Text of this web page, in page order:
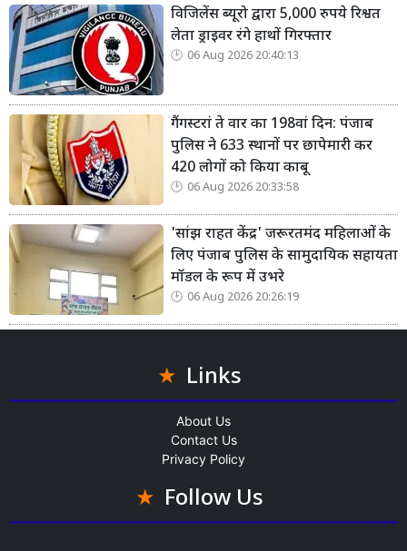
विजिलेंस ब्यूरो द्वारा 5,000 रुपये रिश्वत
लेता ड्राइवर रंगे हाथों गिरफ्तार
06 Aug 2026 20:40:13
गैंगस्टरां ते वार का 198वां दिन: पंजाब
पुलिस ने 633 स्थानों पर छापेमारी कर
420 लोगों को किया काबू
06 Aug 2026 20:33:58
'सांझ राहत केंद्र' जरूरतमंद महिलाओं के
लिए पंजाब पुलिस के सामुदायिक सहायता
मॉडल के रूप में उभरे
06 Aug 2026 20:26:19
Links
About Us
Contact Us
Privacy Policy
Follow Us